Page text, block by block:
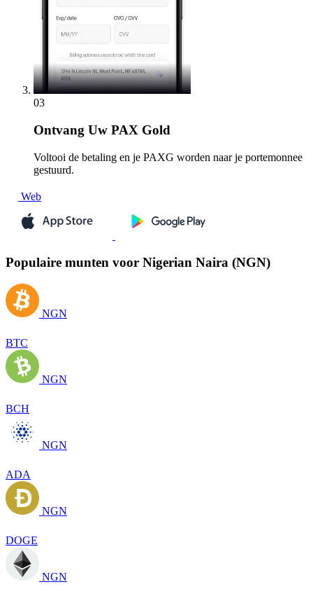
03
Ontvang Uw PAX Gold
Voltooi de betaling en je PAXG worden naar je portemonnee
gestuurd.
Web
Populaire munten voor Nigerian Naira (NGN)
NGN
BTC
NGN
BCH
NGN
ADA
NGN
DOGE
NGN